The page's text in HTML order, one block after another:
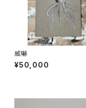
威嚇
¥50,000